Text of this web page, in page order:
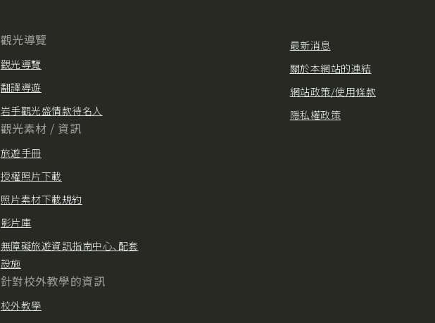
觀光導覽
觀光導覽
翻譯導遊
岩手觀光盛情款待名人
觀光素材 / 資訊
旅遊手冊
授權照片下載
照片素材下載規約
影片庫
無障礙旅遊資訊指南中心、配套
設施
針對校外教學的資訊
校外教學
最新消息
關於本網站的連結
網站政策/使用條款
隱私權政策